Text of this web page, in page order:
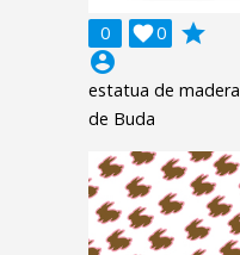
0 0

grade
account_circle
estatua de madera
de Buda